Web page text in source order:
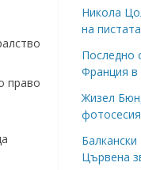
право
Никола
на
Последно
Франция в
Жизел
Цървена